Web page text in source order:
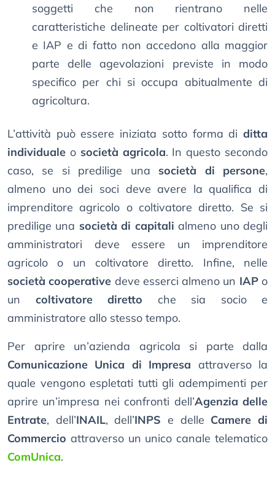
soggetti che non rientrano nelle
caratteristiche delineate per coltivatori diretti
e IAP e di fatto non accedono alla maggior
parte delle agevolazioni previste in modo
specifico per chi si occupa abitualmente di
agricoltura.
L’attività può essere iniziata sotto forma di ditta
individuale o società agricola. In questo secondo
caso, se si predilige una società di persone,
almeno uno dei soci deve avere la qualifica di
imprenditore agricolo o coltivatore diretto. Se si
predilige una società di capitali almeno uno degli
amministratori deve essere un imprenditore
agricolo o un coltivatore diretto. Infine, nelle
società cooperative deve esserci almeno un IAPo
un coltivatore diretto che sia socio e
amministratore allo stesso tempo.
Per aprire un’azienda agricola si parte dalla
Comunicazione Unica di Impresa attraverso la
quale vengono espletati tutti gli adempimenti per
aprire un’impresa nei confronti dell’Agenzia delle
Entrate, dell’INAIL, dell’INPS e delle Camere di
Commercio attraverso un unico canale telematico
ComUnica.